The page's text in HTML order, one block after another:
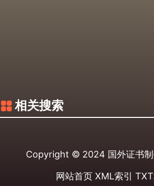
相关搜索
Copyright © 2024 国外证书
网站首页 XML索引